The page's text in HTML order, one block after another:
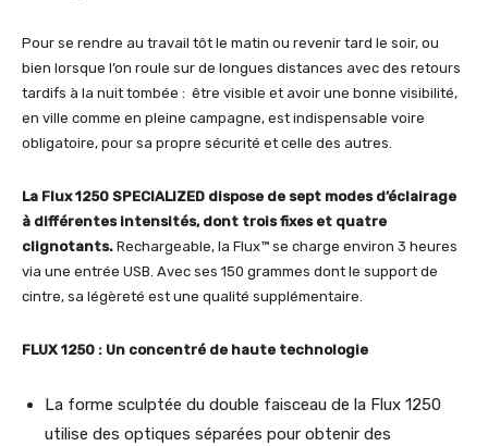
Pour se rendre au travail tôt le matin ou revenir tard le soir, ou
bien lorsque l’on roule sur de longues distances avec des retours
tardifs à la nuit tombée : être visible et avoir une bonne visibilité,
en ville comme en pleine campagne, est indispensable voire
obligatoire, pour sa propre sécurité et celle des autres.
La Flux 1250 SPECIALIZED dispose de sept modes d’éclairage
à différentes intensités, dont trois fixes et quatre
clignotants. Rechargeable, la Flux™ se charge environ 3 heures
via une entrée USB. Avec ses 150 grammes dont le support de
cintre, sa légèreté est une qualité supplémentaire.
FLUX 1250 : Un concentré de haute technologie
La forme sculptée du double faisceau de la Flux 1250
utilise des optiques séparées pour obtenir des